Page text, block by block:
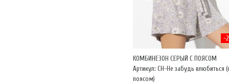
-
КОМБИНЕЗОН СЕРЫЙ С ПОЯСОМ
Артикул: CH-Не забудь влюбиться
поясом)